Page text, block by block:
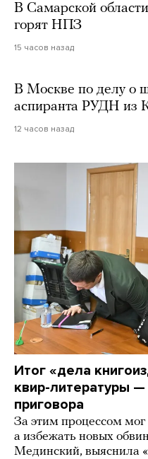
В Самарской
горят НПЗ
15 часов назад
В Москве по делу о
аспиранта РУДН из
12 часов назад
Итог «дела
квир-литературы
приговора
За этим процессом мог
а избежать новых
Мединский, выяснила